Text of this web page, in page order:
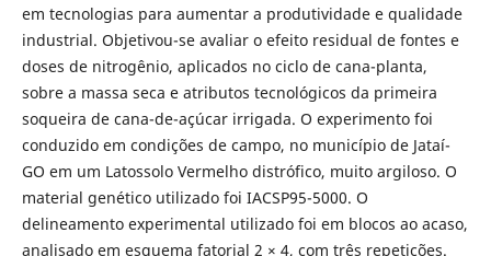
em tecnologias para aumentar a produtividade e qualidade
industrial. Objetivou-se avaliar o efeito residual de fontes e
doses de nitrogênio, aplicados no ciclo de cana-planta,
sobre a massa seca e atributos tecnológicos da primeira
soqueira de cana-de-açúcar irrigada. O experimento foi
conduzido em condições de campo, no município de Jataí-
GO em um Latossolo Vermelho distrófico, muito argiloso. O
material genético utilizado foi IACSP95-5000. O
delineamento experimental utilizado foi em blocos ao acaso,
analisado em esquema fatorial 2 × 4, com três repetições.